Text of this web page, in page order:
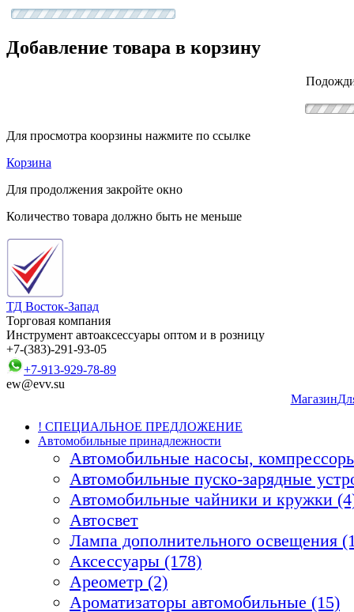
Добавление товара в корзину
Для просмотра коорзины нажмите по ссылке
Корзина
Для продолжения закройте окно
Количество товара должно быть не меньше
ТД Восток-Запад
Торговая компания
Инструмент автоаксессуары оптом и в розницу
+7-(383)-291-93-05
+7-913-929-78-89
ew@evv.su
Магазин
! СПЕЦИАЛЬНОЕ ПРЕДЛОЖЕНИЕ
Автомобильные принадлежности
Автомобильные насосы,
Автомобильные пуско-зарядные
Автомобильные чайники и кружки
Автосвет
Лампа дополнительного освещения
Аксессуары (178)
Ареометр (2)
Ароматизаторы автомобильные (15)